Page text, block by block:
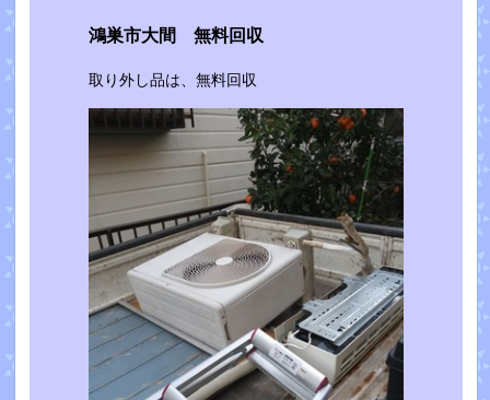
鴻巣市大間 無料回収
取り外し品は、無料回収